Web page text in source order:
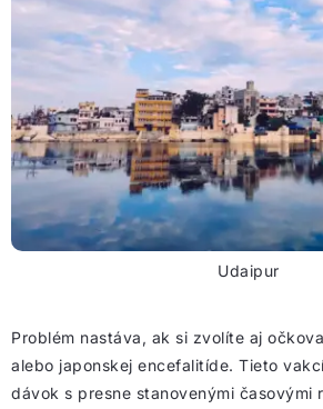
Udaipur
Problém nastáva, ak si zvolíte aj
alebo japonskej encefalitíde. Tieto
dávok s presne stanovenými časovými